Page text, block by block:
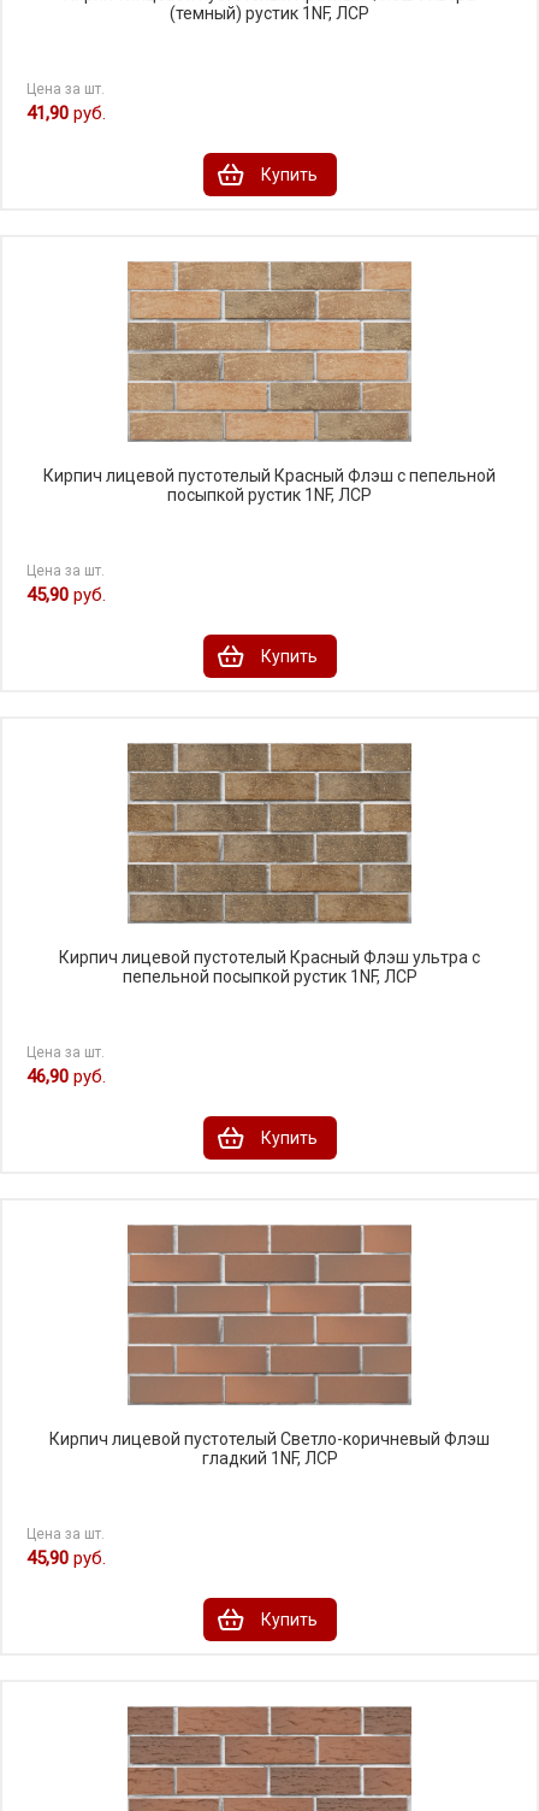
(темный) рустик 1NF, ЛСР
Цена за шт.
41,90 руб.
Купить
Кирпич лицевой пустотелый Красный Флэш с пепельной
посыпкой рустик 1NF, ЛСР
Цена за шт.
45,90 руб.
Купить
Кирпич лицевой пустотелый Красный Флэш ультра с
пепельной посыпкой рустик 1NF, ЛСР
Цена за шт.
46,90 руб.
Купить
Кирпич лицевой пустотелый Светло-коричневый Флэш
гладкий 1NF, ЛСР
Цена за шт.
45,90 руб.
Купить